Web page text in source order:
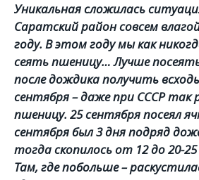
Уникальная сложилась
Саратский район совсем
году. В этом году мы как
сеять пшеницу… Лучше
после дождика получить
сентября – даже при СССР так
пшеницу. 25 сентября посеял
сентября был 3 дня подряд
тогда скопилось от 12 до 20-
Там, где побольше –